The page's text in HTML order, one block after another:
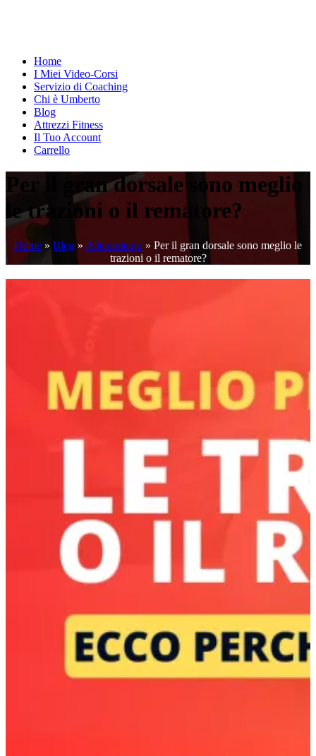
Home
I Miei Video-Corsi
Servizio di Coaching
Chi è Umberto
Blog
Attrezzi Fitness
Il Tuo Account
Carrello
Per il gran dorsale sono meglio
le trazioni o il rematore?
Home » Blog » Allenamento » Per il gran dorsale sono meglio le
trazioni o il rematore?